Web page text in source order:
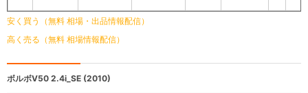
安く買う（無料 相場・出品情報配信）
高く売る（無料 相場情報配信）
ボルボV50 2.4i_SE (2010)